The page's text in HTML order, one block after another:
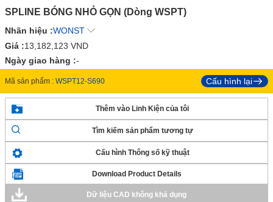
SPLINE BÓNG NHỎ GỌN (Dòng WSPT)
Nhãn hiệu :WONST
Giá :13,182,123 VND
Ngày giao hàng :-
Mã sản phẩm : WSPT12-S690 Cấu hình lại
Thêm vào Linh Kiện của tôi
Tìm kiếm sản phẩm tương tự
Cấu hình Thông số kỹ thuật
Download Product Details
Dữ liệu CAD không khả dụng